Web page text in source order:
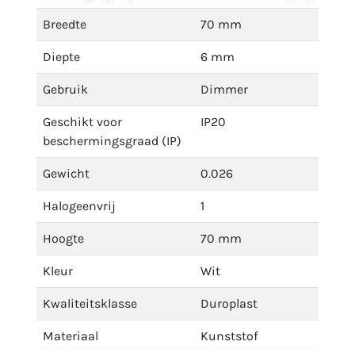
Breedte 70 mm
Diepte 6 mm
Gebruik Dimmer
Geschikt voor
beschermingsgraad (IP)
IP20
Gewicht 0.026
Halogeenvrij 1
Hoogte 70 mm
Kleur Wit
Kwaliteitsklasse Duroplast
Materiaal Kunststof